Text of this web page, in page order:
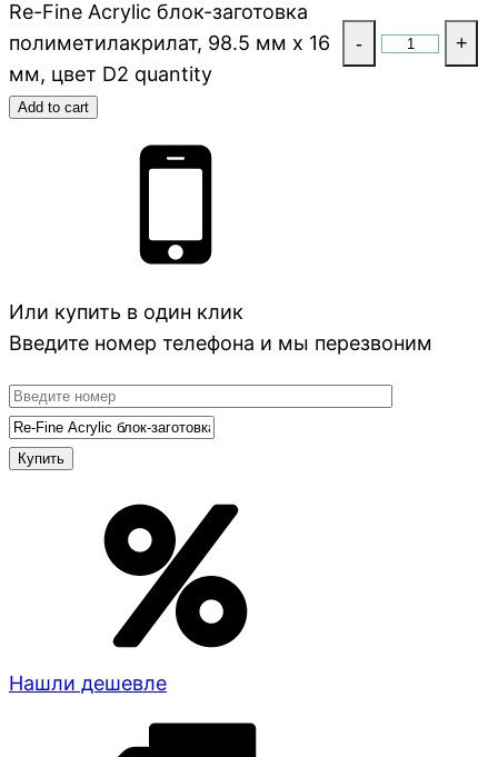
Re-Fine Acrylic блок-заготовка
полиметилакрилат, 98.5 мм x 16
мм, цвет D2 quantity
- +
Add to cart
Или купить в один клик
Введите номер телефона и мы перезвоним
Нашли дешевле